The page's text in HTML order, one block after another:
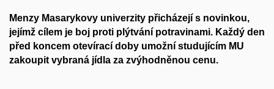
Menzy Masarykovy univerzity přicházejí s novinkou,
jejímž cílem je boj proti plýtvání potravinami. Každý den
před koncem otevírací doby umožní studujícím MU
zakoupit vybraná jídla za zvýhodněnou cenu.